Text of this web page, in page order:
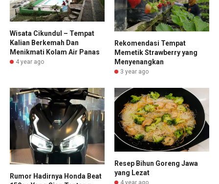
Wisata Cikundul – Tempat
Kalian Berkemah Dan
Menikmati Kolam Air Panas
4 year ago
Rekomendasi Tempat
Memetik Strawberry yang
Menyenangkan
3 year ago
Rumor Hadirnya Honda Beat
Resep Bihun Goreng Jawa
yang Lezat
4 year ago